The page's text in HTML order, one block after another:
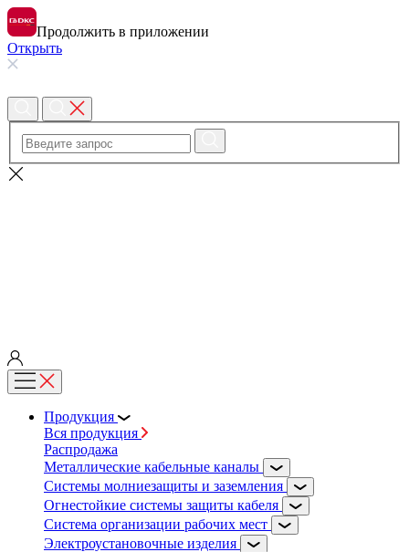
Продолжить в приложении
Открыть
Продукция
Вся продукция
Распродажа
Металлические кабельные каналы
Системы молниезащиты и заземления
Огнестойкие системы защиты кабеля
Система организации рабочих мест
Электроустановочные изделия